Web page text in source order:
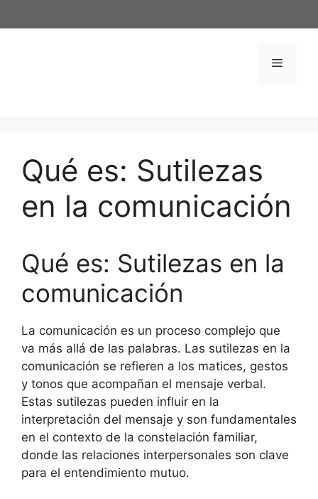
al
Menú
Qué es: Sutilezas
en la comunicación
Qué es: Sutilezas en la
comunicación
La comunicación es un proceso complejo que
va más allá de las palabras. Las sutilezas en la
comunicación se refieren a los matices, gestos
y tonos que acompañan el mensaje verbal.
Estas sutilezas pueden influir en la
interpretación del mensaje y son fundamentales
en el contexto de la constelación familiar,
donde las relaciones interpersonales son clave
para el entendimiento mutuo.